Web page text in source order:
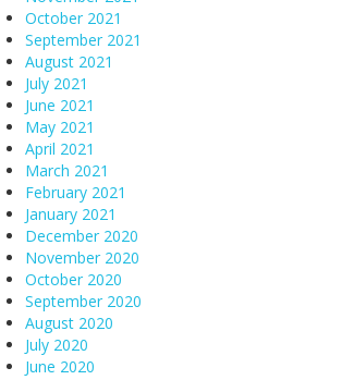
October 2021
September 2021
August 2021
July 2021
June 2021
May 2021
April 2021
March 2021
February 2021
January 2021
December 2020
November 2020
October 2020
September 2020
August 2020
July 2020
June 2020